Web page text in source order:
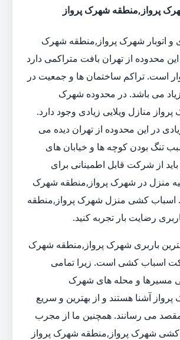
پرواز,منطقه شهرک پرواز
و اتوبار شهرک پرواز,منطقه شهرک
این محدوده از تهران بافت متراکمی دارد
است. تراکم ساختمان ها و جمعیت در
می باشد. در محدوده شهرک
منازل ویلایی زیادی وجود دارد.
در این محدوده از تهران دیده می
تنگ بودن کوچه ها و خیابان های
از شرکت قابل اطمینانی برای
منزل در شهرک پرواز,منطقه شهرک
اسباب کشی منزل شهرک پرواز,منطقه
رضایت بار تجربه کنید.
باربری شهرک پرواز,منطقه شهرک
اسباب کشی است. زیرا تمامی
مسیرها و محله های شهرک
آشنا هستند و از بهترین و سریع
مقصد می رسانند. همچنین ما از مجرب
کشی شهرک پرواز,منطقه شهرک پرواز